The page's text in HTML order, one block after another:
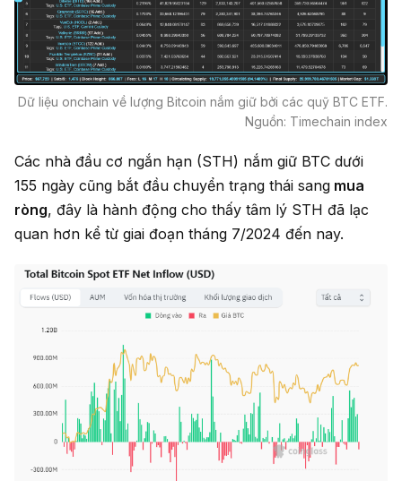
Dữ liệu onchain về lượng Bitcoin nắm giữ bởi các quỹ BTC ETF.
Nguồn: Timechain index
Các nhà đầu cơ ngắn hạn (STH) nắm giữ BTC dưới
155 ngày cũng bắt đầu chuyển trạng thái sang mua
ròng, đây là hành động cho thấy tâm lý STH đã lạc
quan hơn kể từ giai đoạn tháng 7/2024 đến nay.